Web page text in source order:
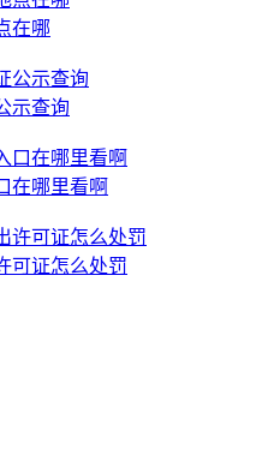
在哪
示查询
在哪里看啊
可证怎么处罚